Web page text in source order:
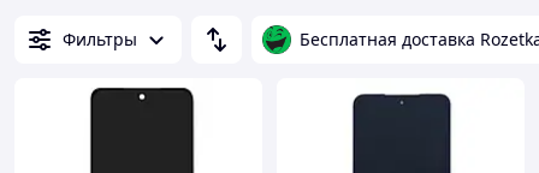
Фильтры Бесплатная доставка